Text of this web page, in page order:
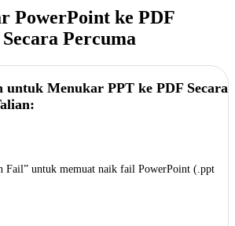
PowerPoint ke PDF
Percuma
untuk Menukar PPT ke PDF Secara
Fail” untuk memuat naik fail PowerPoint (.ppt